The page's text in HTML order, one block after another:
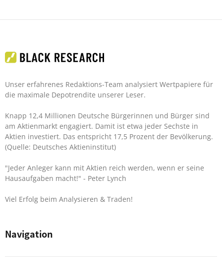
Unser erfahrenes Redaktions-Team analysiert Wertpapiere für
die maximale Depotrendite unserer Leser.
Knapp 12,4 Millionen Deutsche Bürgerinnen und Bürger sind
am Aktienmarkt engagiert. Damit ist etwa jeder Sechste in
Aktien investiert. Das entspricht 17,5 Prozent der Bevölkerung.
(Quelle: Deutsches Aktieninstitut)
"Jeder Anleger kann mit Aktien reich werden, wenn er seine
Hausaufgaben macht!" - Peter Lynch
Viel Erfolg beim Analysieren & Traden!
Navigation